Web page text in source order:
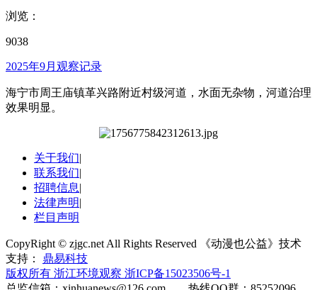
浏览：
9038
2025年9月观察记录
海宁市周王庙镇革兴路附近村级河道，水面无杂物，河道治理
效果明显。
关于我们|
联系我们|
招聘信息|
法律声明|
栏目声明
CopyRight © zjgc.net All Rights Reserved 《动漫也公益》技术
支持： 鼎易科技
版权所有 浙江环境观察 浙ICP备15023506号-1